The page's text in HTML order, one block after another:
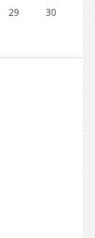
29
30